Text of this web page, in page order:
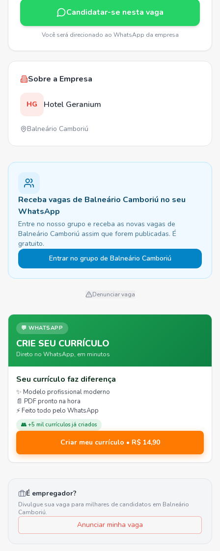
Candidatar-se nesta vaga
Você será direcionado ao WhatsApp da empresa
Sobre a Empresa
HG Hotel Geranium
Balneário Camboriú
Receba vagas de Balneário Camboriú no seu
WhatsApp
Entre no nosso grupo e receba as novas vagas de
Balneário Camboriú assim que forem publicadas. É
gratuito.
Entrar no grupo de Balneário Camboriú
Denunciar vaga
💬 WHATSAPP
CRIE SEU CURRÍCULO
Direto no WhatsApp, em minutos
Seu currículo faz diferença
✨ Modelo profissional moderno
📄 PDF pronto na hora
⚡ Feito todo pelo WhatsApp
👥 +5 mil currículos já criados
Criar meu currículo • R$ 14,90
É empregador?
Divulgue sua vaga para milhares de candidatos em Balneário
Camboriú.
Anunciar minha vaga